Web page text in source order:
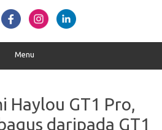
Menu
Haylou GT1 Pro,
daripada GT1